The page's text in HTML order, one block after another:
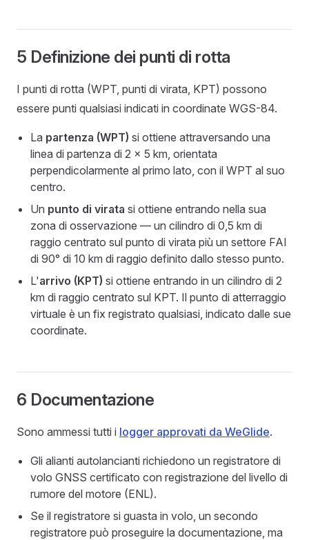
5 Definizione dei punti di rotta
I punti di rotta (WPT, punti di virata, KPT) possono
essere punti qualsiasi indicati in coordinate WGS-84.
La partenza (WPT) si ottiene attraversando una
linea di partenza di 2 × 5 km, orientata
perpendicolarmente al primo lato, con il WPT al suo
centro.
Un punto di virata si ottiene entrando nella sua
zona di osservazione — un cilindro di 0,5 km di
raggio centrato sul punto di virata più un settore FAI
di 90° di 10 km di raggio definito dallo stesso punto.
L'arrivo (KPT) si ottiene entrando in un cilindro di 2
km di raggio centrato sul KPT. Il punto di atterraggio
virtuale è un fix registrato qualsiasi, indicato dalle sue
coordinate.
6 Documentazione
Sono ammessi tutti i logger approvati da WeGlide.
Gli alianti autolancianti richiedono un registratore di
volo GNSS certificato con registrazione del livello di
rumore del motore (ENL).
Se il registratore si guasta in volo, un secondo
registratore può proseguire la documentazione, ma